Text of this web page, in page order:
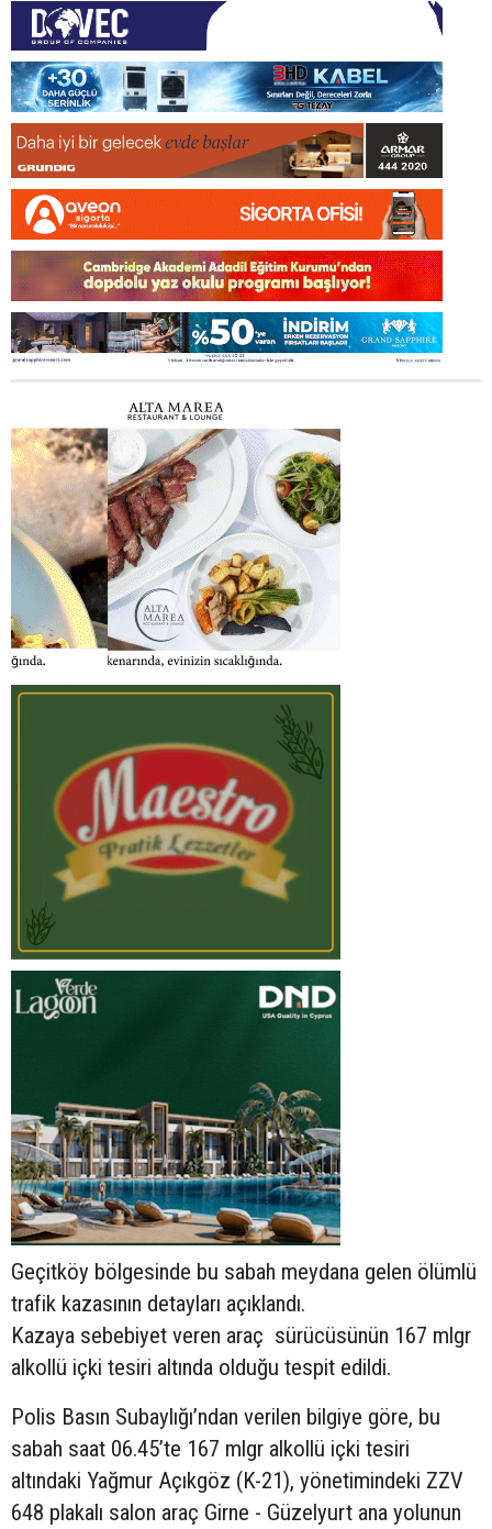
Geçitköy bölgesinde bu sabah meydana gelen ölümlü
trafik kazasının detayları açıklandı.
Kazaya sebebiyet veren araç sürücüsünün 167 mlgr
alkollü içki tesiri altında olduğu tespit edildi.
Polis Basın Subaylığı’ndan verilen bilgiye göre, bu
sabah saat 06.45’te 167 mlgr alkollü içki tesiri
altındaki Yağmur Açıkgöz (K-21), yönetimindeki ZZV
648 plakalı salon araç Girne - Güzelyurt ana yolunun